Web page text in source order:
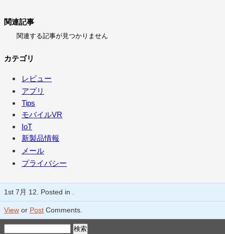
関連記事
関連する記事が見つかりません
カテゴリ
レビュー
アプリ
Tips
モバイルVR
IoT
新製品情報
メール
プライバシー
1st 7月 12. Posted in .
View or Post Comments.